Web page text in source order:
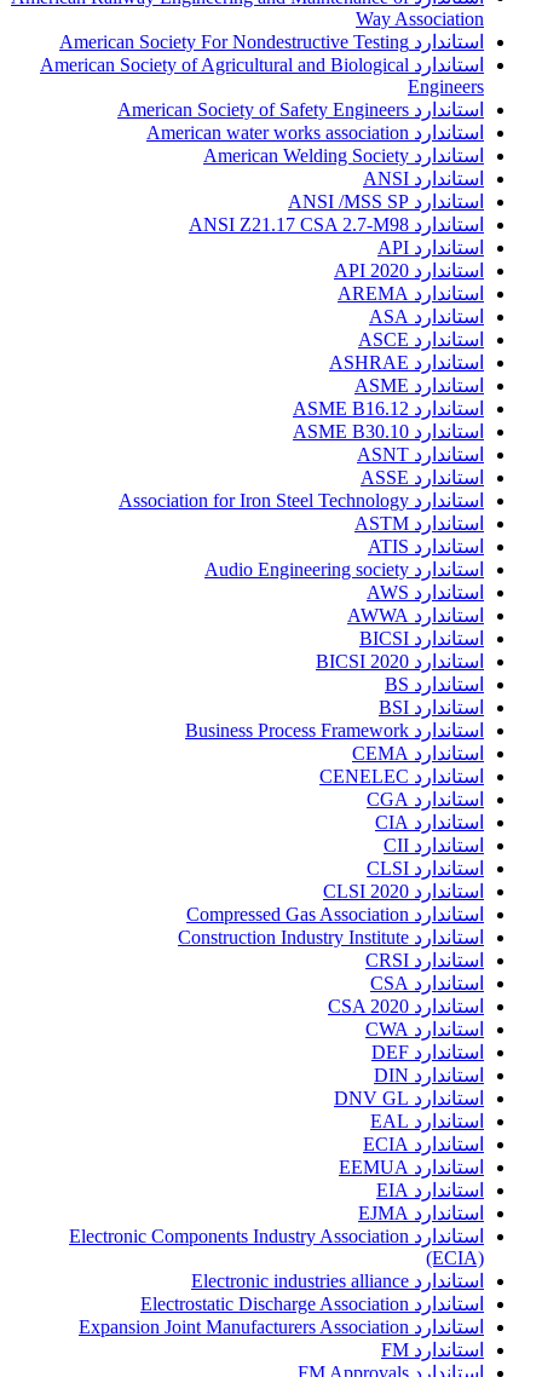
Way Association
استاندارد American Society For Nondestructive Testing
استاندارد American Society of Agricultural and Biological
Engineers
استاندارد American Society of Safety Engineers
استاندارد American water works association
استاندارد American Welding Society
استاندارد ANSI
استاندارد ANSI /MSS SP
استاندارد ANSI Z21.17 CSA 2.7-M98
استاندارد API
استاندارد API 2020
استاندارد AREMA
استاندارد ASA
استاندارد ASCE
استاندارد ASHRAE
استاندارد ASME
استاندارد ASME B16.12
استاندارد ASME B30.10
استاندارد ASNT
استاندارد ASSE
استاندارد Association for Iron Steel Technology
استاندارد ASTM
استاندارد ATIS
استاندارد Audio Engineering society
استاندارد AWS
استاندارد AWWA
استاندارد BICSI
استاندارد BICSI 2020
استاندارد BS
استاندارد BSI
استاندارد Business Process Framework
استاندارد CEMA
استاندارد CENELEC
استاندارد CGA
استاندارد CIA
استاندارد CII
استاندارد CLSI
استاندارد CLSI 2020
استاندارد Compressed Gas Association
استاندارد Construction Industry Institute
استاندارد CRSI
استاندارد CSA
استاندارد CSA 2020
استاندارد CWA
استاندارد DEF
استاندارد DIN
استاندارد DNV GL
استاندارد EAL
استاندارد ECIA
استاندارد EEMUA
استاندارد EIA
استاندارد EJMA
استاندارد Electronic Components Industry Association
(ECIA)
استاندارد Electronic industries alliance
استاندارد Electrostatic Discharge Association
استاندارد Expansion Joint Manufacturers Association
استاندارد FM
استاندارد FM Approvals